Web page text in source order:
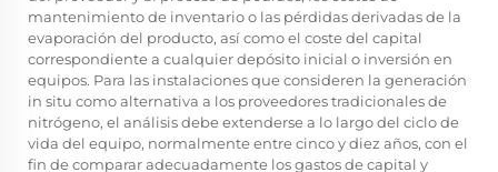
mantenimiento de inventario o las pérdidas derivadas de la
evaporación del producto, así como el coste del capital
correspondiente a cualquier depósito inicial o inversión en
equipos. Para las instalaciones que consideren la generación
in situ como alternativa a los proveedores tradicionales de
nitrógeno, el análisis debe extenderse a lo largo del ciclo de
vida del equipo, normalmente entre cinco y diez años, con el
fin de comparar adecuadamente los gastos de capital y